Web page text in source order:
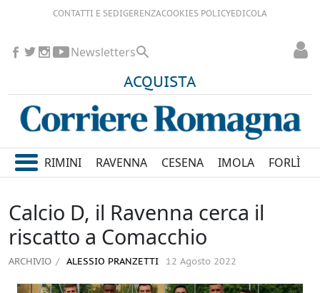
CONTATTI E SEDIGERENZACOOKIES POLICYEDICOLA
ACQUISTA
Newsletters
RIMINI RAVENNA CESENA IMOLA FORLÌ
Calcio D, il Ravenna cerca il
riscatto a Comacchio
ARCHIVIO ALESSIO PRANZETTI 12 Agosto 2022